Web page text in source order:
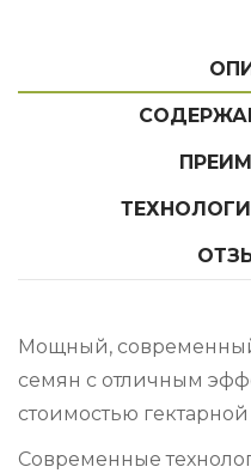
Мощный,
семян с отличным
стоимостью
Современные